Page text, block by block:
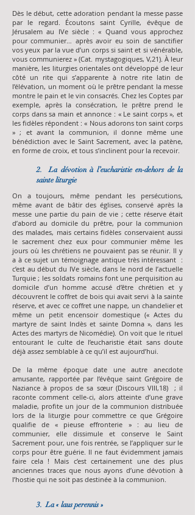
Dès le début, cette adoration pendant la messe passe
par le regard. Écoutons saint Cyrille, évêque de
Jérusalem au IVe siècle : « Quand vous approchez
pour communier… après avoir eu soin de sanctifier
vos yeux par la vue d’un corps si saint et si vénérable,
vous communierez » (Cat. mystagogiques, V,21). À leur
manière, les liturgies orientales ont développé de leur
côté un rite qui s’apparente à notre rite latin de
l’élévation, un moment où le prêtre pendant la messe
montre le pain et le vin consacrés. Chez les Coptes par
exemple, après la consécration, le prêtre prend le
corps dans sa main et annonce : « Le saint corps », et
les fidèles répondent : « Nous adorons ton saint corps
» ; et avant la communion, il donne même une
bénédiction avec le Saint Sacrement, avec la patène,
en forme de croix, et tous s’inclinent pour la recevoir.
2. La dévotion à l’eucharistie en-dehors de la
sainte liturgie
On a toujours, même pendant les persécutions,
même avant de bâtir des églises, conservé après la
messe une partie du pain de vie ; cette réserve était
d’abord au domicile du prêtre, pour la communion
des malades, mais certains fidèles conservaient aussi
le sacrement chez eux pour communier même les
jours où les chrétiens ne pouvaient pas se réunir. Il y
a à ce sujet un témoignage antique très intéressant :
c’est au début du IVe siècle, dans le nord de l’actuelle
Turquie ; les soldats romains font une perquisition au
domicile d’un homme accusé d’être chrétien et y
découvrent le coffret de bois qui avait servi à la sainte
réserve, et avec ce coffret une nappe, un chandelier et
même un petit encensoir domestique (« Actes du
martyre de saint Indès et sainte Domna », dans les
Actes des martyrs de Nicomédie). On voit que le rituel
entourant le culte de l’eucharistie était sans doute
déjà assez semblable à ce qu’il est aujourd’hui.
De la même époque date une autre anecdote
amusante, rapportée par l’évêque saint Grégoire de
Naziance à propos de sa sœur (Discours VIII,18) ; il
raconte comment celle-ci, alors atteinte d’une grave
maladie, profite un jour de la communion distribuée
lors de la liturgie pour commettre ce que Grégoire
qualifie de « pieuse effronterie » : au lieu de
communier, elle dissimule et conserve le Saint
Sacrement pour, une fois rentrée, se l’appliquer sur le
corps pour être guérie. Il ne faut évidemment jamais
faire cela ! Mais c’est certainement une des plus
anciennes traces que nous ayons d’une dévotion à
l’hostie qui ne soit pas destinée à la communion.
3. La « laus perennis »